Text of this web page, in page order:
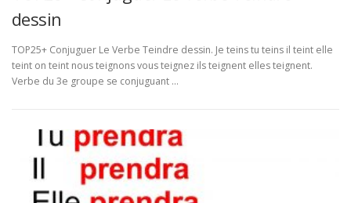
dessin
TOP25+ Conjuguer Le Verbe Teindre dessin. Je teins tu teins il teint elle
teint on teint nous teignons vous teignez ils teignent elles teignent.
Verbe du 3e groupe se conjuguant …